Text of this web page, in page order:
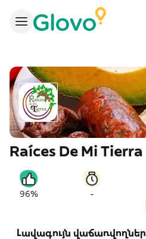
Raíces De Mi Tierra
96% -
Լավագույն վաճառվողներ